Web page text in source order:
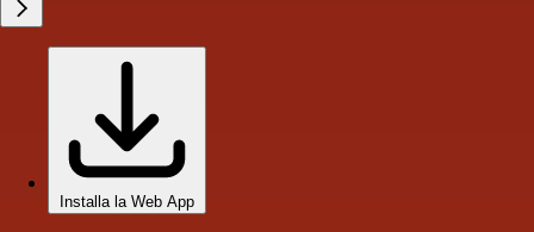
Installa la Web App